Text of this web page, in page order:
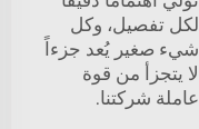
لكل تفصيل، وكل
شيء صغير يُعد جزءاً
لا يتجزأ من قوة
عاملة شركتنا.